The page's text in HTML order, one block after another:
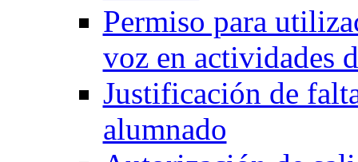
Permiso para
voz en actividades
Justificación de
alumnado